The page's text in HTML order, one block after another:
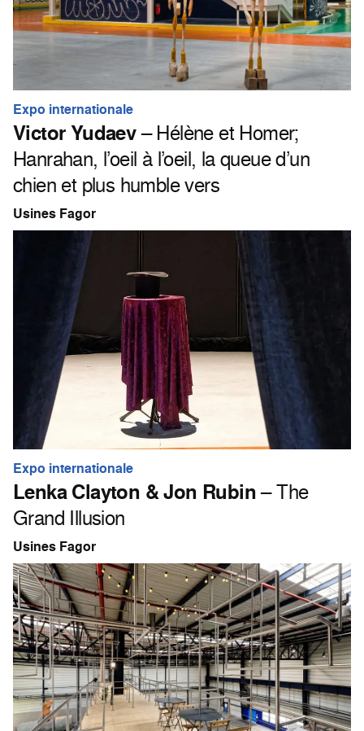
Expo internationale
Victor Yudaev– Hélène et Homer;
Hanrahan, l’oeil à l’oeil, la queue d’un
chien et plus humble vers
Usines Fagor
Expo internationale
Lenka Clayton & Jon Rubin– The
Grand Illusion
Usines Fagor